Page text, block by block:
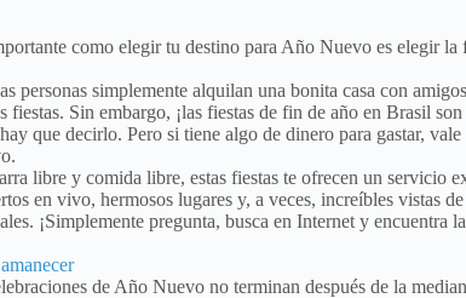
como elegir tu destino para Año Nuevo es elegir la
personas simplemente alquilan una bonita casa con
fiestas. Sin embargo, ¡las fiestas de fin de año en Brasil
que decirlo. Pero si tiene algo de dinero para gastar, vale
libre y comida libre, estas fiestas te ofrecen un servicio
en vivo, hermosos lugares y, a veces, increíbles vistas
¡Simplemente pregunta, busca en Internet y encuentra
de Año Nuevo no terminan después de la